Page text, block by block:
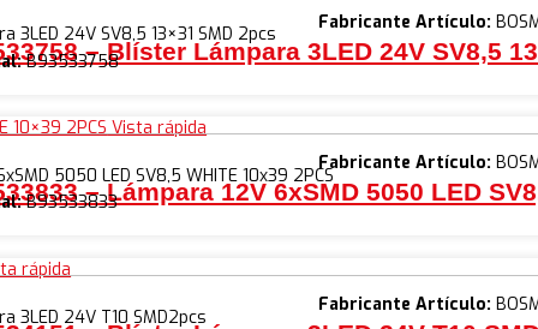
– Blíster Lámpara 3LED 24V SV8,5
Fabricante Artículo:
B93533758
3LED 24V SV8,5 13×31 SMD 2pcs
Vista rápida
– Lámpara 12V 6xSMD 5050 LED
Fabricante Artículo:
B93533833
5050 LED SV8,5 WHITE 10x39 2PCS
rápida
Fabricante Artículo:
3LED 24V T10 SMD2pcs